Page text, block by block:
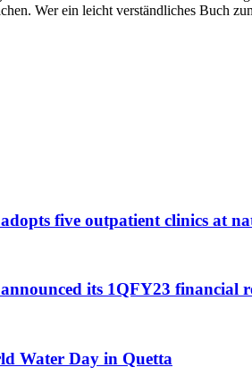
Wer ein leicht verständliches Buch
five outpatient clinics at
its 1QFY23 financial
Water Day in Quetta